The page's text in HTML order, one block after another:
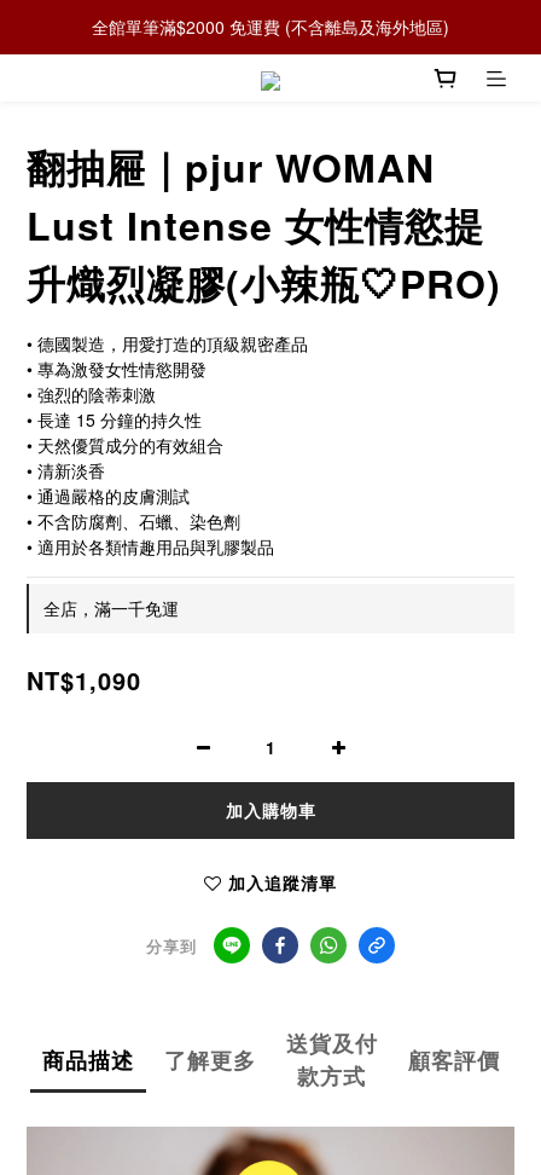
全館單筆滿$2000 免運費 (不含離島及海外地區)
翻抽屜｜pjur WOMAN
Lust Intense 女性情慾提
升熾烈凝膠(小辣瓶🤍PRO)
• 德國製造，用愛打造的頂級親密產品
• 專為激發女性情慾開發
• 強烈的陰蒂刺激
• 長達 15 分鐘的持久性
• 天然優質成分的有效組合
• 清新淡香
• 通過嚴格的皮膚測試
• 不含防腐劑、石蠟、染色劑
• 適用於各類情趣用品與乳膠製品
全店，滿一千免運
NT$1,090
加入購物車
加入追蹤清單
分享到
商品描述 了解更多
送貨及付
款方式
顧客評價